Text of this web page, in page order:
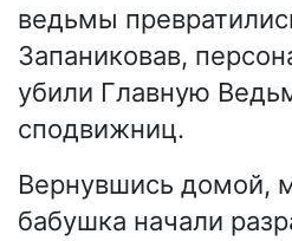
ведьмы
Запаниковав,
убили Главную
сподвижниц.
Вернувшись домой,
бабушка начали